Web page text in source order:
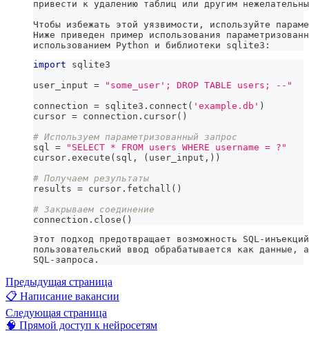
привести к удалению таблиц или другим
Чтобы избежать этой уязвимости, используйте
Ниже приведен пример использования
использованием Python и библиотеки sqlite3:
import sqlite3
user_input =
"some_user'; DROP TABLE users; --"
connection = sqlite3 . connect ( 'example.db' )
cursor = connection . cursor( )
# Используем параметризованный запрос
sql =
"SELECT * FROM users WHERE username = ?"
cursor . execute ( sql , ( user_input , ) )
# Получаем результаты
results = cursor . fetchall ( )
# Закрываем соединение
connection . close ( )
Этот подход предотвращает возможность SQL-
пользовательский ввод обрабатывается как данные,
SQL-запроса.
Предыдущая страница
📋 Написание вакансии
Следующая страница
🧠 Прямой доступ к нейросетям